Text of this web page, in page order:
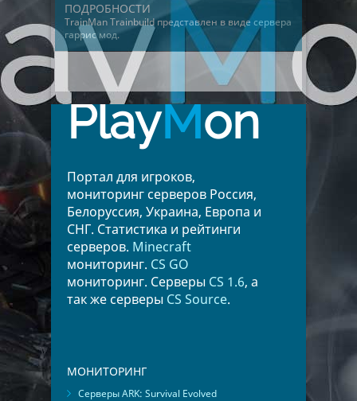
ПОДРОБНОСТИ
TrainMan Trainbuild представлен в видесервера
гаррис мод.
PlayMon
Портал для игроков,
мониторинг серверов Россия,
Белоруссия, Украина, Европа и
СНГ. Статистика и рейтинги
серверов. Minecraft
мониторинг. CS GO
мониторинг. Серверы CS 1.6, а
так же серверы CS Source.
МОНИТОРИНГ
Серверы ARK: Survival Evolved